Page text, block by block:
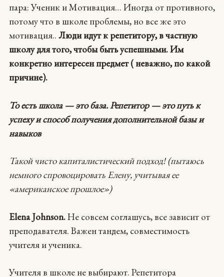
пара: Ученик и Мотивация… Иногда от противного,
потому что в школе проблемы, но все же это
мотивация.. Люди идут к репетитору, в частную
школу для того, чтобы быть успешными. Им
конкретно интересен предмет ( неважно, по какой
причине).
То есть школа — это база. Репетитор — это путь к
успеху и способ получения дополнительной базы и
навыков
Такой чисто капиталистический подход! (пытаюсь
немного спровоцировать Елену, учитывая ее
«американское прошлое»)
Elena Johnson.Не совсем соглашусь, все зависит от
преподавателя. Важен тандем, совместимость
учителя и ученика.
Учителя в школе не выбирают. Репетитора